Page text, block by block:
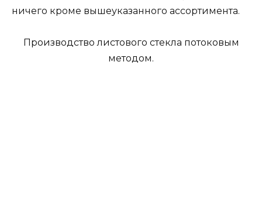
ничего кроме вышеуказанного ассортимента.
Производство листового стекла потоковым
методом.